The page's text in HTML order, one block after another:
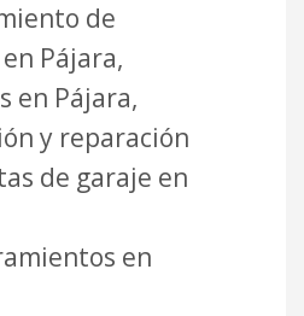
de
Pájara,
en Pájara,
y reparación
de garaje en
en